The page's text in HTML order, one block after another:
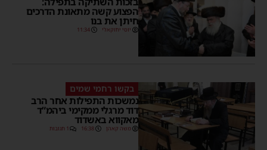
הפצוע קשה מתאונת הדרכים
חיתן את בנו
יוסי יחזקאלי 11:34
בקשו רחמי שמים
נמשכות התפילות אחר הרב
דוד מרגלי ממקימי ביהמ”ד
מאקווא באשדוד
משה קאהן 16:38 1 תגובות